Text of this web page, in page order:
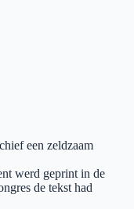
een zeldzaam
werd geprint in de
de tekst had